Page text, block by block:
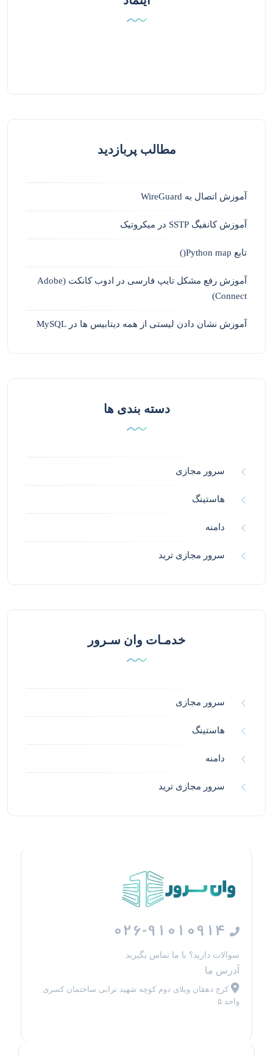
مطالب پربازدید
آموزش اتصال به WireGuard
آموزش کانفیگ SSTP در میکروتیک
تابع Python map()
آموزش رفع مشکل تایپ فارسی در ادوب کانکت (Adobe
Connect)
آموزش نشان دادن لیستی از همه دیتابیس ها در MySQL
دسته بندی ها
سرور مجازی
هاستینگ
دامنه
سرور مجازی ترید
خدمـات وان سـرور
سرور مجازی
هاستینگ
دامنه
سرور مجازی ترید
026-91010914
سوالات دارید؟ با ما تماس بگیرید
آدرس ما
کرج دهقان ویلای دوم کوچه شهید ترابی ساختمان کسری
واحد ۵